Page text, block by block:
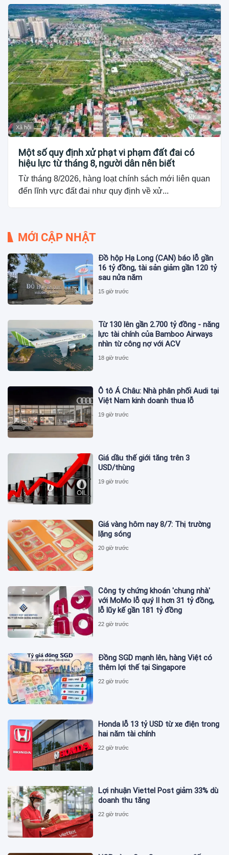
Xã hội
Một số quy định xử phạt vi phạm đất đai có
hiệu lực từ tháng 8, người dân nên biết
Từ tháng 8/2026, hàng loạt chính sách mới liên quan
đến lĩnh vực đất đai như quy định về xử...
MỚI CẬP NHẬT
Đồ hộp Hạ Long (CAN) báo lỗ gần
16 tỷ đồng, tài sản giảm gần 120 tỷ
sau nửa năm
15 giờ trước
Từ 130 lên gần 2.700 tỷ đồng - năng
lực tài chính của Bamboo Airways
nhìn từ công nợ với ACV
18 giờ trước
Ô tô Á Châu: Nhà phân phối Audi tại
Việt Nam kinh doanh thua lỗ
19 giờ trước
Giá dầu thế giới tăng trên 3
USD/thùng
19 giờ trước
Giá vàng hôm nay 8/7: Thị trường
lặng sóng
20 giờ trước
Công ty chứng khoán 'chung nhà'
với MoMo lỗ quý II hơn 31 tỷ đồng,
lỗ lũy kế gần 181 tỷ đồng
22 giờ trước
Đồng SGD mạnh lên, hàng Việt có
thêm lợi thế tại Singapore
22 giờ trước
Honda lỗ 13 tỷ USD từ xe điện trong
hai năm tài chính
22 giờ trước
Lợi nhuận Viettel Post giảm 33% dù
doanh thu tăng
22 giờ trước